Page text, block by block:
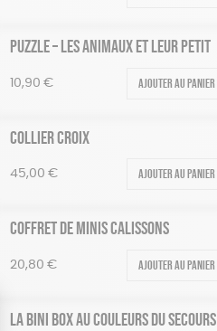
PUZZLE – LES ANIMAUX ET LEUR PETIT
10,90 € Ajouter au panier
COLLIER CROIX
45,00 € Ajouter au panier
COFFRET DE MINIS CALISSONS
20,80 € Ajouter au panier
LA BINI BOX AU COULEURS DU SECOURS